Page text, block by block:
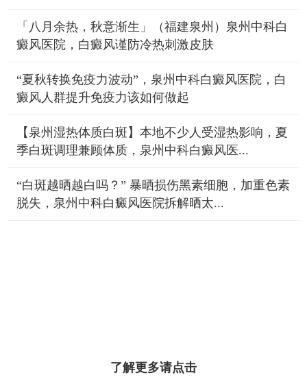
「八月余热，秋意渐生」（福建泉州）泉州中科白
癜风医院，白癜风谨防冷热刺激皮肤
“夏秋转换免疫力波动”，泉州中科白癜风医院，白
癜风人群提升免疫力该如何做起
【泉州湿热体质白斑】本地不少人受湿热影响，夏
季白斑调理兼顾体质，泉州中科白癜风医...
“白斑越晒越白吗？” 暴晒损伤黑素细胞，加重色素
脱失，泉州中科白癜风医院拆解晒太...
了解更多请点击